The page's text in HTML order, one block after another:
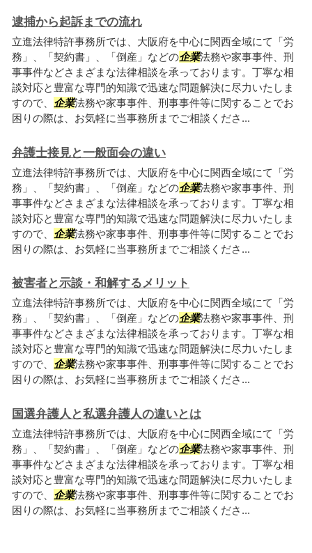
逮捕から起訴までの流れ
立進法律特許事務所では、大阪府を中心に関西全域にて「労
務」、「契約書」、「倒産」などの企業法務や家事事件、刑
事事件などさまざまな法律相談を承っております。丁寧な相
談対応と豊富な専門的知識で迅速な問題解決に尽力いたしま
すので、 企業法務や家事事件、刑事事件等に関することでお
困りの際は、お気軽に当事務所までご相談くださ...
弁護士接見と一般面会の違い
立進法律特許事務所では、大阪府を中心に関西全域にて「労
務」、「契約書」、「倒産」などの企業法務や家事事件、刑
事事件などさまざまな法律相談を承っております。丁寧な相
談対応と豊富な専門的知識で迅速な問題解決に尽力いたしま
すので、 企業法務や家事事件、刑事事件等に関することでお
困りの際は、お気軽に当事務所までご相談くださ...
被害者と示談・和解するメリット
立進法律特許事務所では、大阪府を中心に関西全域にて「労
務」、「契約書」、「倒産」などの企業法務や家事事件、刑
事事件などさまざまな法律相談を承っております。丁寧な相
談対応と豊富な専門的知識で迅速な問題解決に尽力いたしま
すので、 企業法務や家事事件、刑事事件等に関することでお
困りの際は、お気軽に当事務所までご相談くださ...
国選弁護人と私選弁護人の違いとは
立進法律特許事務所では、大阪府を中心に関西全域にて「労
務」、「契約書」、「倒産」などの企業法務や家事事件、刑
事事件などさまざまな法律相談を承っております。丁寧な相
談対応と豊富な専門的知識で迅速な問題解決に尽力いたしま
すので、 企業法務や家事事件、刑事事件等に関することでお
困りの際は、お気軽に当事務所までご相談くださ...